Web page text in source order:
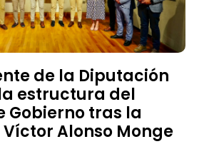
de la Diputación
estructura del
Gobierno tras la
Alonso Monge